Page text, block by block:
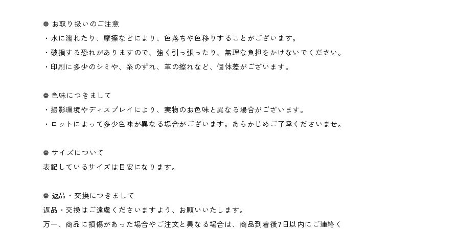
❁ お取り扱いのご注意
・水に濡れたり、摩擦などにより、色落ちや色移りすることがございます。
・破損する恐れがありますので、強く引っ張ったり、無理な負担をかけないでください。
・印刷に多少のシミや、糸のずれ、革の擦れなど、個体差がございます。
❁ 色味につきまして
・撮影環境やディスプレイにより、実物のお色味と異なる場合がございます。
・ロットによって多少色味が異なる場合がございます。あらかじめご了承くださいませ。
❁ サイズについて
表記しているサイズは目安になります。
❁ 返品・交換につきまして
返品・交換はご遠慮くださいますよう、お願いいたします。
万一、商品に損傷があった場合やご注文と異なる場合は、商品到着後7日以内にご連絡く